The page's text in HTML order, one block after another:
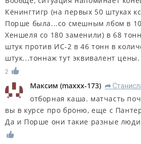
Кёнингтигр (на первых 50 штуках
Порше была...со смешным лбом в
Хеншеля со 180 заменили) в 68
штук против ИС-2 в 46 тонн в
штук...тоннаж тут эквивалент цены.
2
Максим (maxxx-173) R
отборная каша. матчасть
вы в курсе про броню, еще с
Да и Порше они такие разные люди